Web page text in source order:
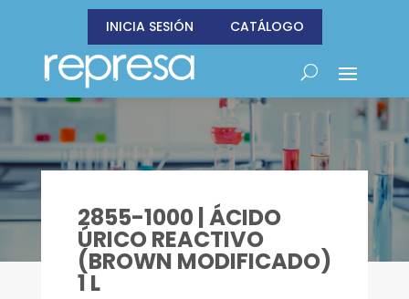
INICIA SESIÓN CATÁLOGO
2855-1000 | ÁCIDO
ÚRICO REACTIVO
(BROWN MODIFICADO)
1 L